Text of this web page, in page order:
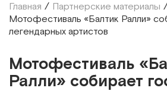
Главная / Партнерские материалы
Мотофестиваль «Балтик Ралли»
легендарных артистов
Мотофестиваль
Ралли» собирает